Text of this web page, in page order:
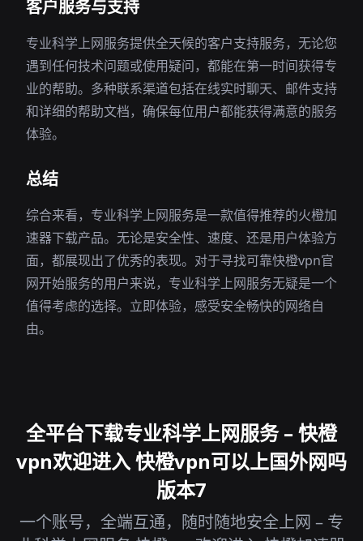
客户服务与支持
专业科学上网服务提供全天候的客户支持服务，无论您
遇到任何技术问题或使用疑问，都能在第一时间获得专
业的帮助。多种联系渠道包括在线实时聊天、邮件支持
和详细的帮助文档，确保每位用户都能获得满意的服务
体验。
总结
综合来看，专业科学上网服务是一款值得推荐的火橙加
速器下载产品。无论是安全性、速度、还是用户体验方
面，都展现出了优秀的表现。对于寻找可靠快橙vpn官
网开始服务的用户来说，专业科学上网服务无疑是一个
值得考虑的选择。立即体验，感受安全畅快的网络自
由。
全平台下载专业科学上网服务 – 快橙
vpn欢迎进入 快橙vpn可以上国外网吗
版本7
一个账号，全端互通，随时随地安全上网 – 专